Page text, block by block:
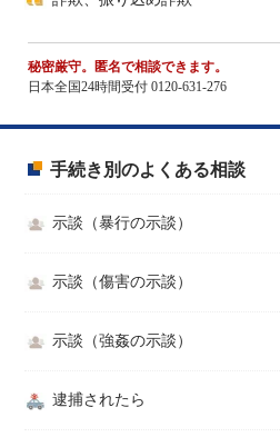
秘密厳守。匿名で相談できます。
日本全国24時間受付 0120-631-276
手続き別のよくある相談
示談（暴行の示談）
示談（傷害の示談）
示談（強姦の示談）
逮捕されたら